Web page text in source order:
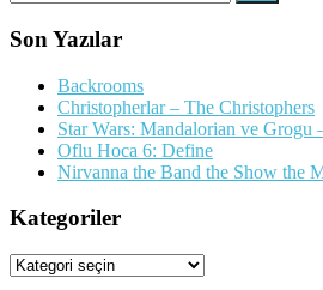
Son Yazılar
Backrooms
Christopherlar – The Christophers
Star Wars: Mandalorian ve Grogu
Oflu Hoca 6: Define
Nirvanna the Band the Show the
Kategoriler
Kategoriler